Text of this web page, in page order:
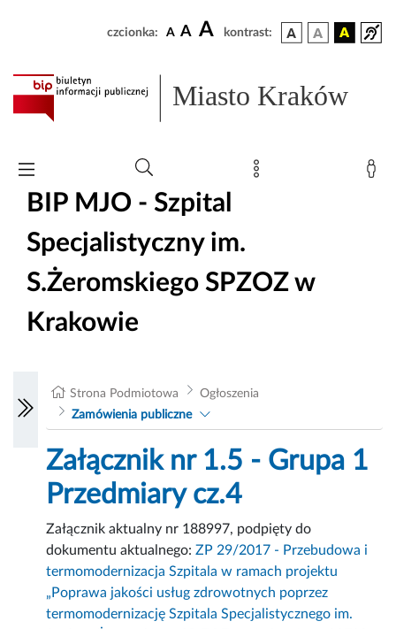
czcionka: A A A kontrast:
Miasto Kraków
BIP MJO - Szpital
Specjalistyczny im.
S.Żeromskiego SPZOZ w
Krakowie
Strona Podmiotowa
Ogłoszenia
Zamówienia publiczne
Załącznik nr 1.5 - Grupa 1
Przedmiary cz.4
Załącznik aktualny nr 188997, podpięty do
dokumentu aktualnego:ZP 29/2017 - Przebudowa i
termomodernizacja Szpitala w ramach projektu
„Poprawa jakości usług zdrowotnych poprzez
termomodernizację Szpitala Specjalistycznego im.